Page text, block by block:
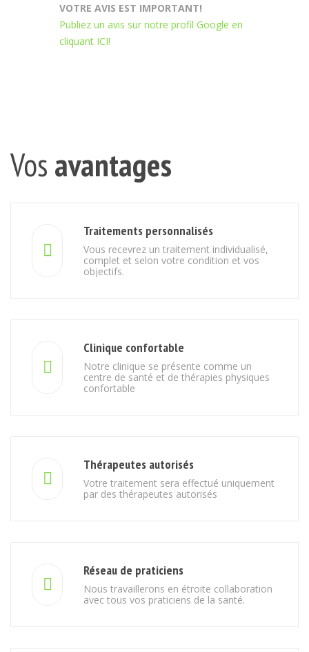
VOTRE AVIS EST IMPORTANT!
Publiez un avis sur notre profil Google en
cliquant ICI!
Vos avantages
Traitements personnalisés
Vous recevrez un traitement individualisé,
complet et selon votre condition et vos
objectifs.
Clinique confortable
Notre clinique se présente comme un
centre de santé et de thérapies physiques
confortable
Thérapeutes autorisés
Votre traitement sera effectué uniquement
par des thérapeutes autorisés
Réseau de praticiens
Nous travaillerons en étroite collaboration
avec tous vos praticiens de la santé.